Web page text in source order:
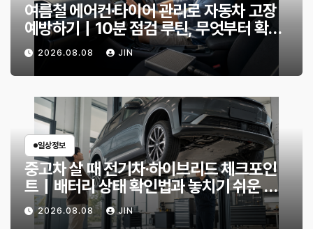
여름철 에어컨·타이어 관리로 자동차 고장
예방하기｜10분 점검 루틴, 무엇부터 확인
할까?
2026.08.08 JIN
일상정보
중고차 살 때 전기차·하이브리드 체크포인
트｜배터리 상태 확인법과 놓치기 쉬운 위
험 신호
2026.08.08 JIN